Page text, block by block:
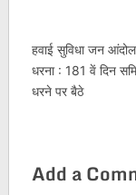
हवाई सुविधा जन
धरना : 181 वें दिन
धरने पर बैठे
Add a